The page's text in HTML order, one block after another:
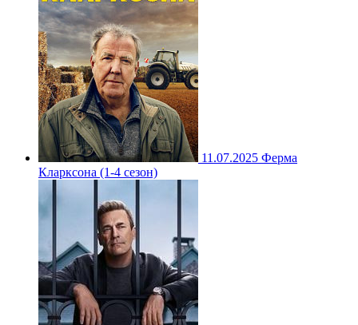
11.07.2025 Ферма
Кларксона (1-4 сезон)